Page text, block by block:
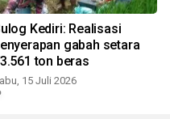
Kediri: Realisasi
gabah setara
ton beras
15 Juli 2026